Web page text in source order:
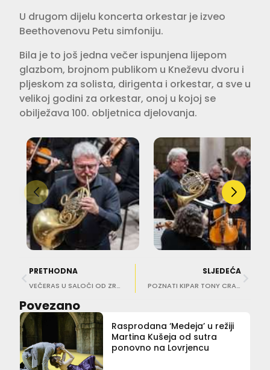
U drugom dijelu koncerta orkestar je izveo
Beethovenovu Petu simfoniju.
Bila je to još jedna večer ispunjena lijepom
glazbom, brojnom publikom u Kneževu dvoru i
pljeskom za solista, dirigenta i orkestar, a sve u
velikoj godini za orkestar, onoj u kojoj se
obilježava 100. obljetnica djelovanja.
PRETHODNA
VEČERAS U SALOČI OD ZRCALA Stana Šćapec predstavlja svoju drugu zbirku pjesama ‘San i val’
SLJEDEĆA
POZNATI KIPAR TONY CRAGG STIŽE U GRAD Svoja remek-djela izložit će u Umjetničkoj galeriji Dubrovnik
Povezano
Rasprodana ‘Medeja’ u režiji
Martina Kušeja od sutra
ponovno na Lovrjencu